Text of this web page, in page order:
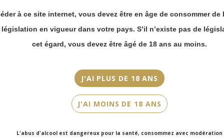
à ce site internet, vous devez être en âge de consommer de
législation en vigueur dans votre pays. S’il n’existe pas de
cet égard, vous devez être âgé de 18 ans au moins.
J'AI PLUS DE 18 ANS
J'AI MOINS DE 18 ANS
L'abus d'alcool est dangereux pour la santé, consommez avec modération
Blanc
75cl
Merci de bien
prendre en compte :
Les envois
partir du 31 août.
Les commandes
en click-and-
collect (cave
Faubourg Saint-
Victor Hugo)